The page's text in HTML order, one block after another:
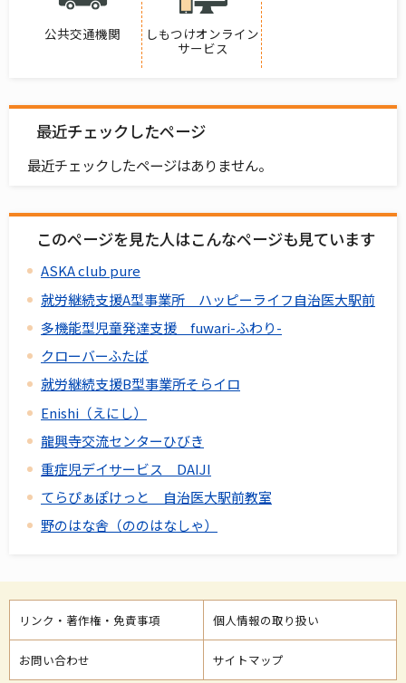
公共交通機関
しもつけオンライン
サービス
最近チェックしたページ
最近チェックしたページはありません。
このページを見た人はこんなページも見ています
ASKA club pure
就労継続支援A型事業所 ハッピーライフ自治医大駅前
多機能型児童発達支援 fuwari-ふわり-
クローバーふたば
就労継続支援B型事業所そらイロ
Enishi（えにし）
龍興寺交流センターひびき
重症児デイサービス DAIJI
てらぴぁぽけっと 自治医大駅前教室
野のはな舎（ののはなしゃ）
リンク・著作権・免責事項 個人情報の取り扱い
お問い合わせ サイトマップ